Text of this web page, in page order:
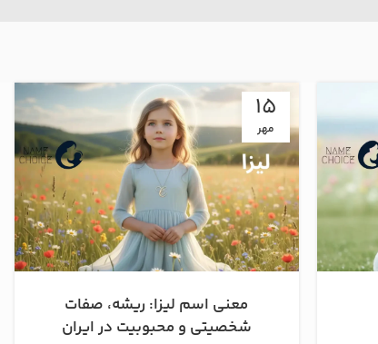
15
مهر
معنی اسم لیزا: ریشه، صفات
شخصیتی و محبوبیت در ایران